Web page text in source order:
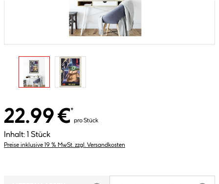
22.99 €*
pro Stück
Inhalt: 1 Stück
Preise inklusive 19 % MwSt. zzgl. Versandkosten